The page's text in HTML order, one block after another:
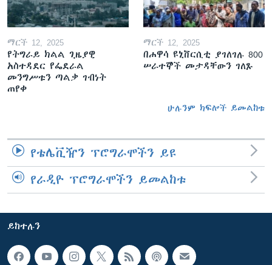
ማርች 12, 2025
የትግራይ ክልል ጊዜያዊ
አስተዳደር የፌደራል
መንግሥቱን ጣልቃ ገብነት
ጠየቀ
ማርች 12, 2025
በሐዋሳ ዩኒቨርሲቲ ያገለገሉ 800
ሠራተኞች መታዳቸውን ገለጹ
ሁሉንም ክፍሎች ይመልከቱ
የቴሌቪዥን ፕሮግራሞችን ይዩ
የራዲዮ ፕሮግራሞችን ይመልከቱ
ይከተሉን